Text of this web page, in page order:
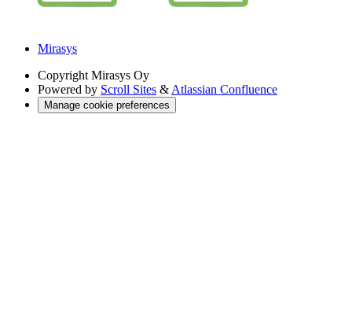
Mirasys
Copyright Mirasys Oy
Powered by Scroll Sites & Atlassian Confluence
Manage cookie preferences